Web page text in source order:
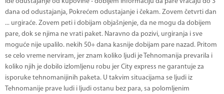
dana od odustajanja, Pokrećem odustajanje i čekam. Zovem četvrti dan
... urgiraće. Zovem peti i dobijam objašnjenje, da ne mogu da dobijem
pare, dok se njima ne vrati paket. Naravno da pozivi, urgiranja i sve
moguće nije upalilo. nekih 50+ dana kasnije dobijam pare nazad. Pritom
se celo vreme nerviram, jer znam koliko ljudi je Tehnomanija prevarila i
koliko njih je dobilo izlomljenu robu jer City express ne garantuje za
isporuke tehnomanijinih paketa. U takvim situacijama se ljudi iz
Tehnomanije prave ludi i ljudi ostanu bez para, sa polomljenim